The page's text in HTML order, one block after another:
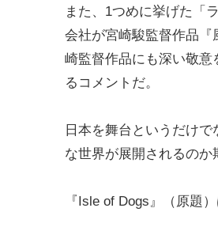
また、1つめに挙げた「
会社が宮崎駿監督作品
崎監督作品にも深い敬意
るコメントだ。
日本を舞台というだけ
な世界が展開されるのか
『Isle of Dogs』（原題